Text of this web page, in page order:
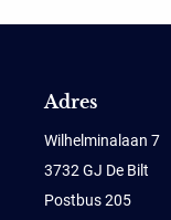
Adres
Wilhelminalaan 7
3732 GJ De Bilt
Postbus 205